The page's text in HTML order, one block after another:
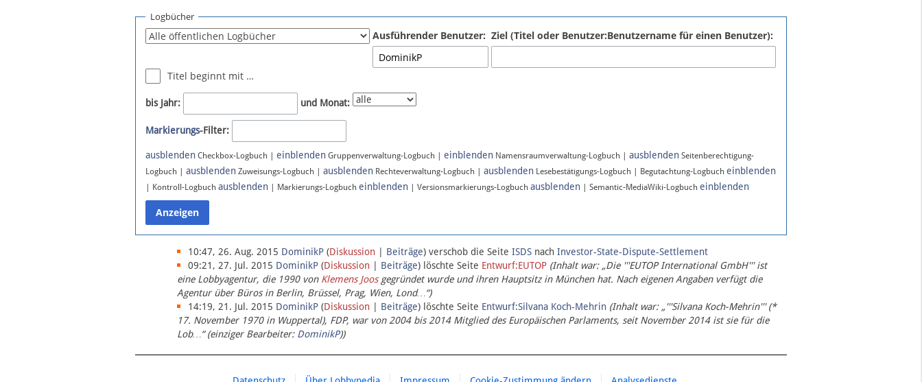
Logbücher
Ausführender Benutzer: Ziel (Titel oder Benutzer:Benutzername für einen Benutzer):
Titel beginnt mit …
bis Jahr: und Monat:
Markierungs-Filter:
ausblenden Checkbox-Logbuch | einblenden Gruppenverwaltung-Logbuch | einblenden Namensraumverwaltung-Logbuch | ausblenden Seitenberechtigung-
Logbuch | ausblenden Zuweisungs-Logbuch | ausblenden Rechteverwaltung-Logbuch | ausblenden Lesebestätigungs-Logbuch | Begutachtung-Logbuch einblenden
| Kontroll-Logbuch ausblenden | Markierungs-Logbuch einblenden | Versionsmarkierungs-Logbuch ausblenden | Semantic-MediaWiki-Logbuch einblenden
10:47, 26. Aug. 2015 DominikP (Diskussion | Beiträge) verschob die Seite ISDS nach Investor-State-Dispute-Settlement
09:21, 27. Jul. 2015 DominikP (Diskussion | Beiträge) löschte Seite Entwurf:EUTOP (Inhalt war: „Die '''EUTOP International GmbH''' ist
eine Lobbyagentur, die 1990 von Klemens Joosgegründet wurde und ihren Hauptsitz in München hat. Nach eigenen Angaben verfügt die
Agentur über Büros in Berlin, Brüssel, Prag, Wien, Lond…“)
14:19, 21. Jul. 2015 DominikP (Diskussion | Beiträge) löschte Seite Entwurf:Silvana Koch-Mehrin (Inhalt war: „'''Silvana Koch-Mehrin''' (*
17. November 1970 in Wuppertal), FDP, war von 2004 bis 2014 Mitglied des Europäischen Parlaments, seit November 2014 ist sie für die
Lob…“ (einziger Bearbeiter: DominikP))